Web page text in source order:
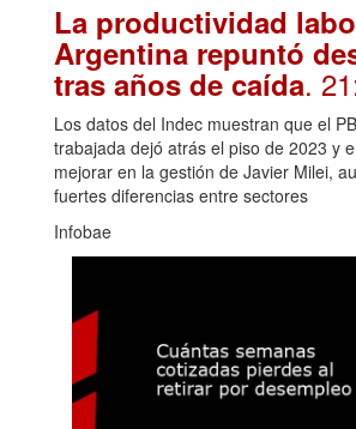
La productividad
Argentina repuntó
tras años de caída.
Los datos del Indec muestran que el
trabajada dejó atrás el piso de 2023 y
mejorar en la gestión de Javier Milei,
fuertes diferencias entre sectores
Infobae